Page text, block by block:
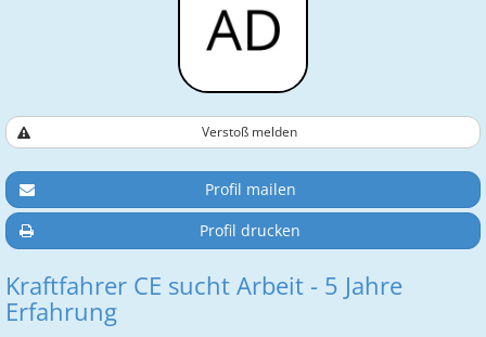
Verstoß melden
Profil mailen
Profil drucken
Kraftfahrer CE sucht Arbeit - 5 Jahre
Erfahrung